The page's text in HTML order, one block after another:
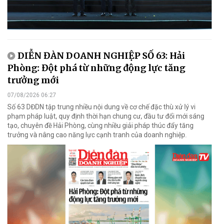
DIỄN ĐÀN DOANH NGHIỆP SỐ 63: Hải
Phòng: Đột phá từ những động lực tăng
trưởng mới
07/08/2026 06:27
Số 63 DĐDN tập trung nhiều nội dung về cơ chế đặc thù xử lý vi
phạm pháp luật, quy định thời hạn chung cư, đầu tư đổi mới sáng
tạo, chuyên đề Hải Phòng, cùng nhiều giải pháp thúc đẩy tăng
trưởng và nâng cao năng lực cạnh tranh của doanh nghiệp.